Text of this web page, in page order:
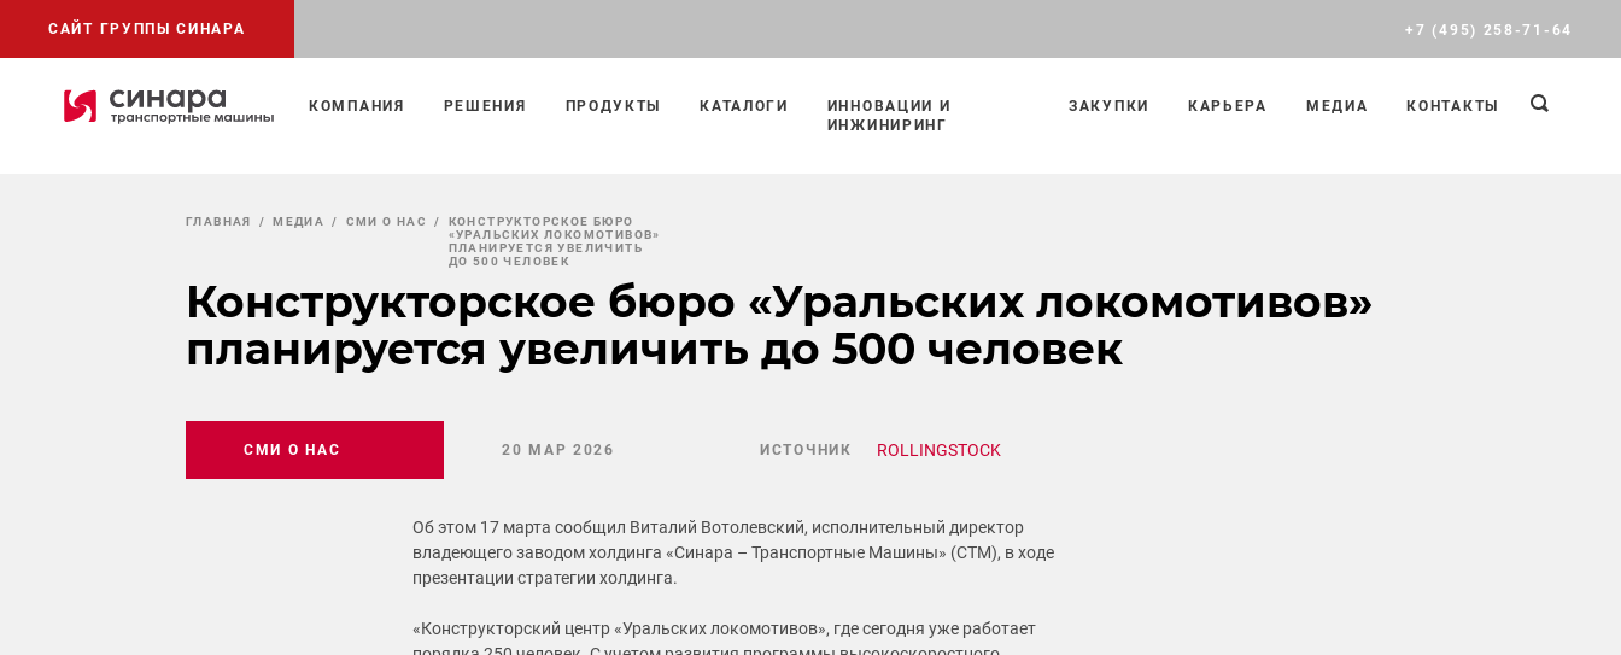
САЙТ ГРУППЫ СИНАРА +7 (495) 258-71-64
КОМПАНИЯ РЕШЕНИЯ ПРОДУКТЫ КАТАЛОГИ
ИННОВАЦИИ И
ИНЖИНИРИНГ
ЗАКУПКИ КАРЬЕРА МЕДИА КОНТАКТЫ
ГЛАВНАЯ МЕДИА СМИ О НАС
КОНСТРУКТОРСКОЕ БЮРО
«УРАЛЬСКИХ ЛОКОМОТИВОВ»
ПЛАНИРУЕТСЯ УВЕЛИЧИТЬ
ДО 500 ЧЕЛОВЕК
Конструкторское бюро «Уральских локомотивов»
планируется увеличить до 500 человек
СМИ О НАС 20 МАР 2026 ИСТОЧНИК ROLLINGSTOCK
Об этом 17 марта сообщил Виталий Вотолевский, исполнительный директор
владеющего заводом холдинга «Синара – Транспортные Машины» (СТМ), в ходе
презентации стратегии холдинга.
«Конструкторский центр «Уральских локомотивов», где сегодня уже работает